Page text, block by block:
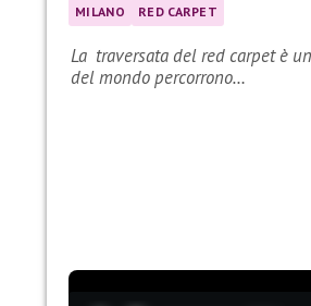
MILANO RED CARPET
La traversata del red carpet è
del mondo percorrono…